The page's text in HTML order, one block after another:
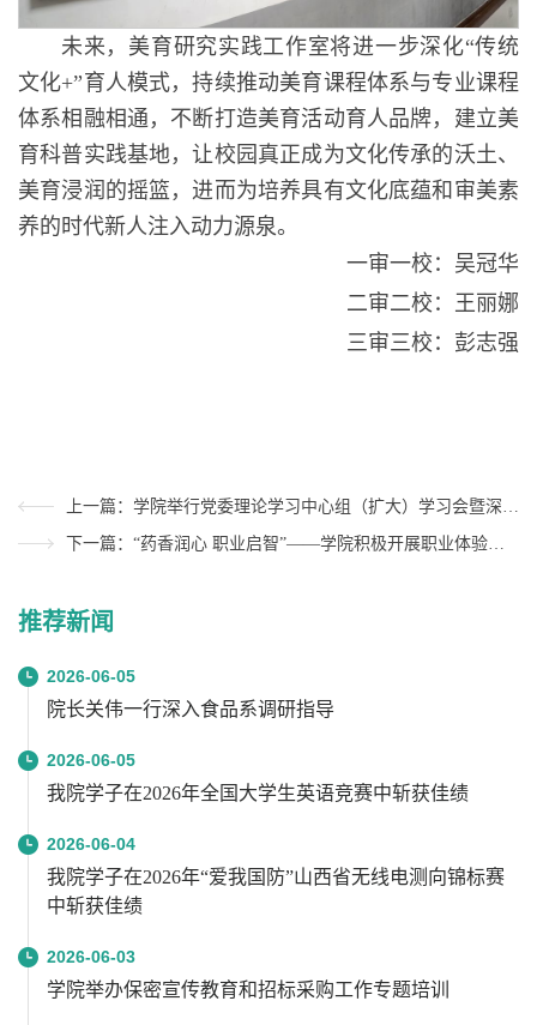
未来，美育研究实践工作室将进一步深化“传统
文化+”育人模式，持续推动美育课程体系与专业课程
体系相融相通，不断打造美育活动育人品牌，建立美
育科普实践基地，让校园真正成为文化传承的沃土、
美育浸润的摇篮，进而为培养具有文化底蕴和审美素
养的时代新人注入动力源泉。
一审一校：吴冠华
二审二校：王丽娜
三审三校：彭志强
上一篇：学院举行党委理论学习中心组（扩大）学习会暨深入贯彻中央八项规定精神学习教育读书班
下一篇：“药香润心 职业启智”——学院积极开展职业体验和科普研学活动
推荐新闻
2026-06-05
院长关伟一行深入食品系调研指导
2026-06-05
我院学子在2026年全国大学生英语竞赛中斩获佳绩
2026-06-04
我院学子在2026年“爱我国防”山西省无线电测向锦标赛
中斩获佳绩
2026-06-03
学院举办保密宣传教育和招标采购工作专题培训